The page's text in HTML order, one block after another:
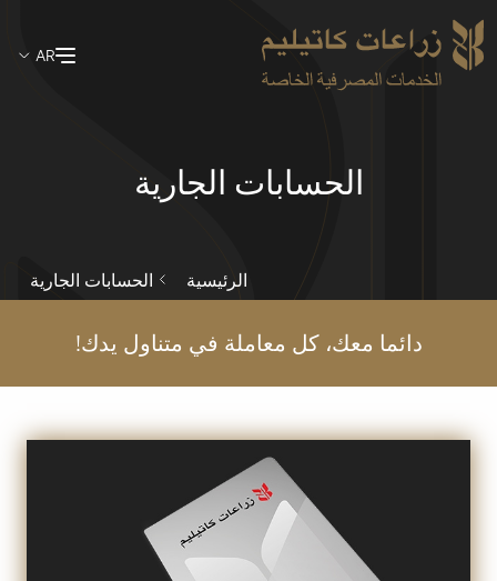
Skip
to
AR
الحسابات الجارية
الرئيسية الحسابات الجارية
دائما معك، كل معاملة في متناول يدك!